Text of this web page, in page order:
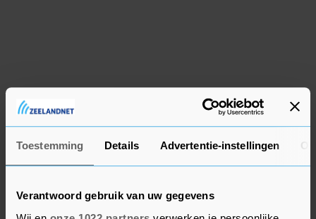
Toestemming Details Advertentie-instellingen
Verantwoord gebruik van uw gegevens